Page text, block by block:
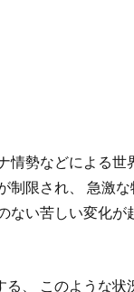
情勢などによる世
制限され、 急激な
ない苦しい変化が
る、 このような状